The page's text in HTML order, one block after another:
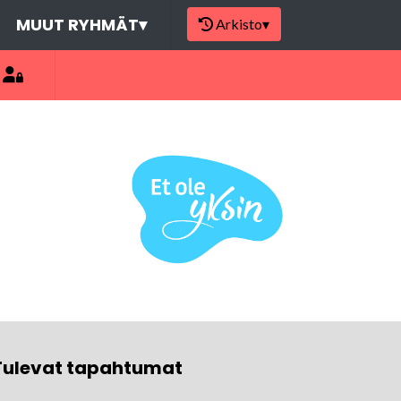
MUUT RYHMÄT▾ Arkisto▾
tapahtumat